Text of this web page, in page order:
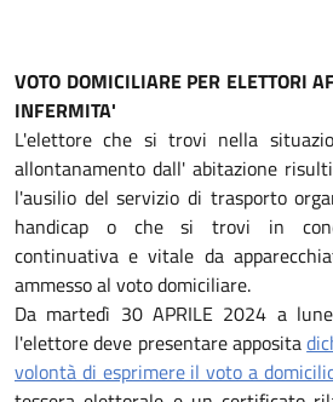
VOTO DOMICILIARE PER ELETTORI
INFERMITA'
L'elettore che si trovi nella
allontanamento dall' abitazione
l'ausilio del servizio di trasporto
handicap o che si trovi in
continuativa e vitale da
ammesso al voto domiciliare.
Da martedì 30 APRILE 2024 a
l'elettore deve presentare apposita
volontà di esprimere il voto a